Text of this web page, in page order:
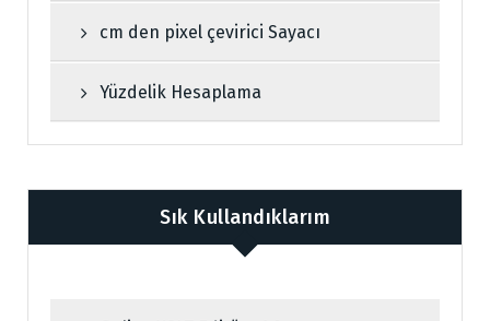
cm den pixel çevirici Sayacı
Yüzdelik Hesaplama
Sık Kullandıklarım